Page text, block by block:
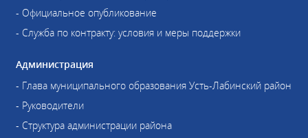
- Официальное опубликование
- Служба по контракту: условия и меры поддержки
Администрация
- Глава муниципального образования Усть-Лабинский район
- Руководители
- Структура администрации района